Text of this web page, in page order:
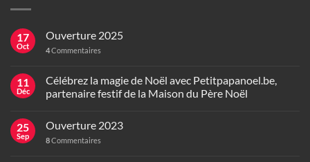
17
Oct
Ouverture 2025
4Commentaires
11
Déc
Célébrez la magie de Noël avec Petitpapanoel.be,
partenaire festif de la Maison du Père Noël
25
Sep
Ouverture 2023
8Commentaires